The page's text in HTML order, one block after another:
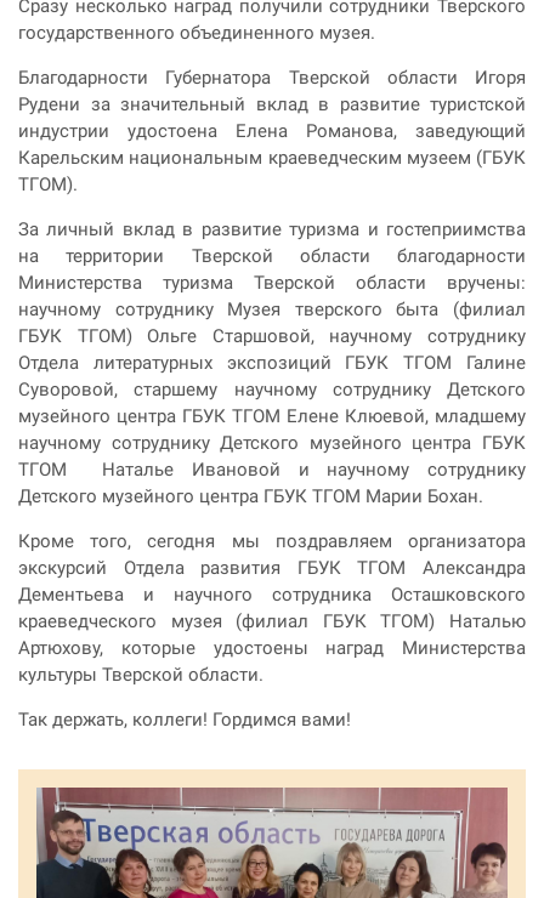
Сразу несколько наград получили сотрудники Тверского
государственного объединенного музея.
Благодарности Губернатора Тверской области Игоря
Рудени за значительный вклад в развитие туристской
индустрии удостоена Елена Романова, заведующий
Карельским национальным краеведческим музеем (ГБУК
ТГОМ).
За личный вклад в развитие туризма и гостеприимства
на территории Тверской области благодарности
Министерства туризма Тверской области вручены:
научному сотруднику Музея тверского быта (филиал
ГБУК ТГОМ) Ольге Старшовой, научному сотруднику
Отдела литературных экспозиций ГБУК ТГОМ Галине
Суворовой, старшему научному сотруднику Детского
музейного центра ГБУК ТГОМ Елене Клюевой, младшему
научному сотруднику Детского музейного центра ГБУК
ТГОМ Наталье Ивановой и научному сотруднику
Детского музейного центра ГБУК ТГОМ Марии Бохан.
Кроме того, сегодня мы поздравляем организатора
экскурсий Отдела развития ГБУК ТГОМ Александра
Дементьева и научного сотрудника Осташковского
краеведческого музея (филиал ГБУК ТГОМ) Наталью
Артюхову, которые удостоены наград Министерства
культуры Тверской области.
Так держать, коллеги! Гордимся вами!